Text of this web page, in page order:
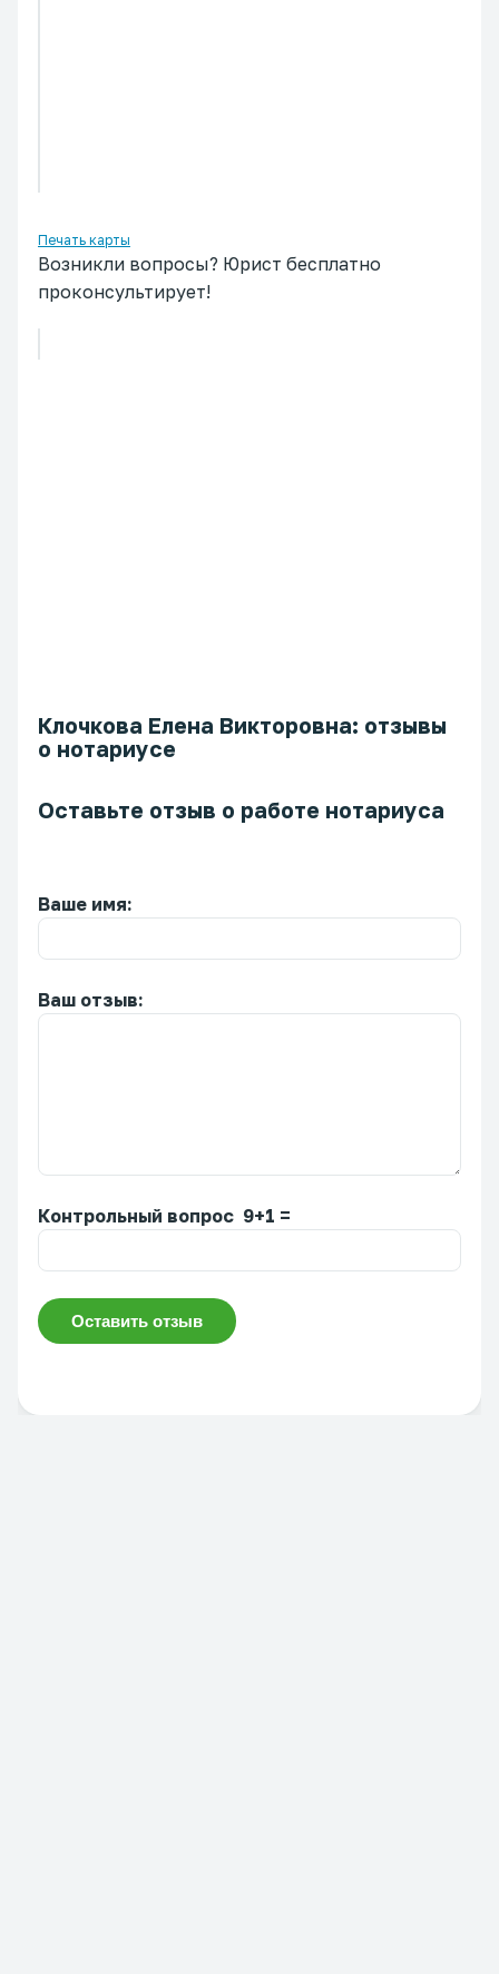
Печать карты
Возникли вопросы? Юрист бесплатно
проконсультирует!
Клочкова Елена Викторовна: отзывы
о нотариусе
Оставьте отзыв о работе нотариуса
Ваше имя:
Ваш отзыв:
Контрольный вопрос 9+1 =